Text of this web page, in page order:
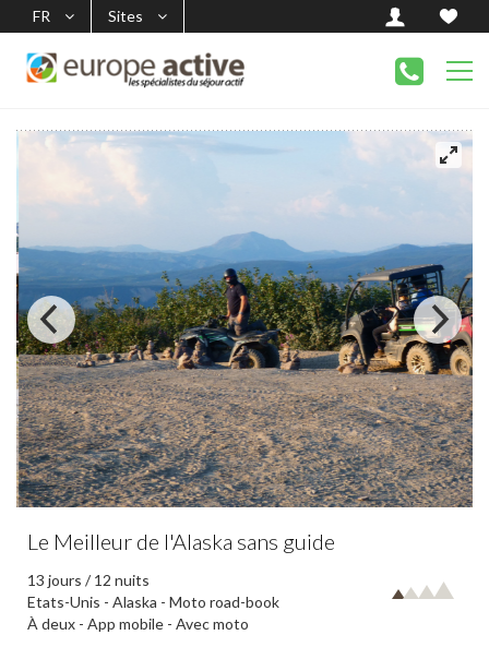
FR Sites
Le Meilleur de l'Alaska sans guide
13 jours / 12 nuits
Etats-Unis - Alaska - Moto road-book
À deux - App mobile - Avec moto